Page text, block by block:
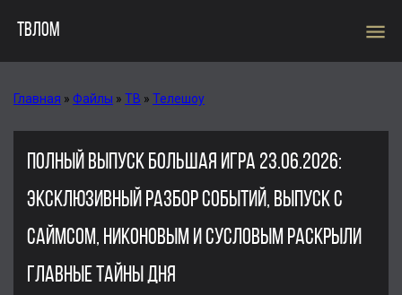
ТВЛОМ menu
Главная » Файлы » ТВ » Телешоу
ПОЛНЫЙ ВЫПУСК БОЛЬШАЯ ИГРА 23.06.2026:
ЭКСКЛЮЗИВНЫЙ РАЗБОР СОБЫТИЙ, ВЫПУСК С
САЙМСОМ, НИКОНОВЫМ И СУСЛОВЫМ РАСКРЫЛИ
ГЛАВНЫЕ ТАЙНЫ ДНЯ